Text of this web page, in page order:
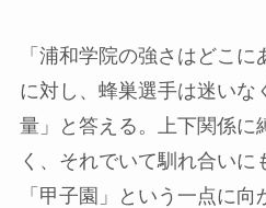
「浦和学院の強さはどこ
に対し、蜂巣選手は迷いな
量」と答える。上下関係に
く、それでいて馴れ合いに
「甲子園」という一点に